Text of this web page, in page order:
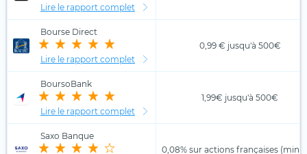
Lire le rapport complet
Bourse Direct
Lire le rapport complet
0,99 € jusqu'à 500€
BoursoBank
Lire le rapport complet
1,99€ jusqu'à 500€
Saxo Banque
0,08% sur actions françaises (min.